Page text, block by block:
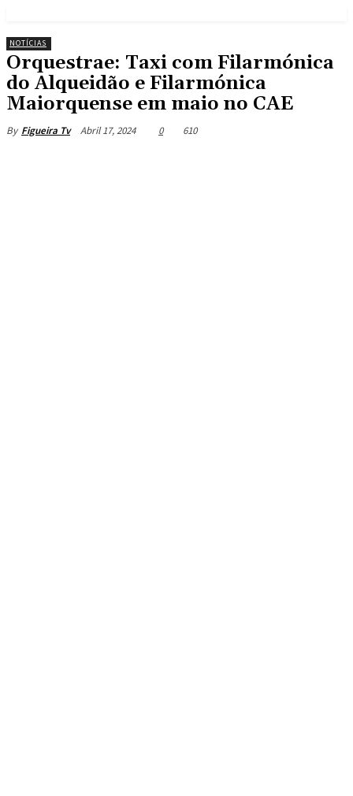
NOTÍCIAS
Orquestrae: Taxi com Filarmónica
do Alqueidão e Filarmónica
Maiorquense em maio no CAE
By Figueira Tv Abril 17, 2024 0 610